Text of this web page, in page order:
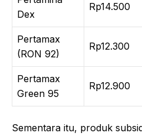
Dex
Rp14.500
Pertamax
(RON 92)
Rp12.300
Pertamax
Green 95
Rp12.900
Sementara itu, produk